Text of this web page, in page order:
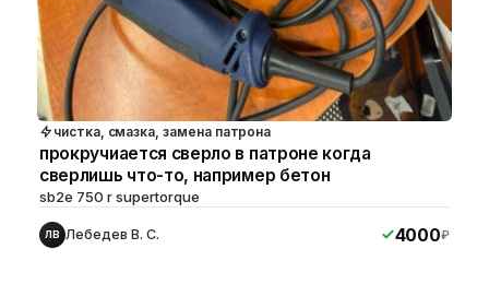
чистка, смазка, замена патрона
прокручиается сверло в патроне когда
сверлишь что-то, например бетон
sb2e 750 r supertorque
ЛВ Лебедев В. С. 4000₽